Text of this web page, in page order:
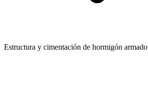
Estructura y cimentación de hormigón armado